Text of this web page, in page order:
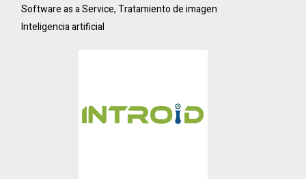
Software as a Service,Tratamiento de imagen
Inteligencia artificial